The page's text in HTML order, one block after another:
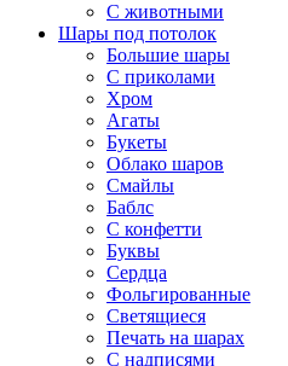
С животными
Шары под потолок
Большие шары
С приколами
Хром
Агаты
Букеты
Облако шаров
Смайлы
Баблс
С конфетти
Буквы
Сердца
Фольгированные
Светящиеся
Печать на шарах
С надписями